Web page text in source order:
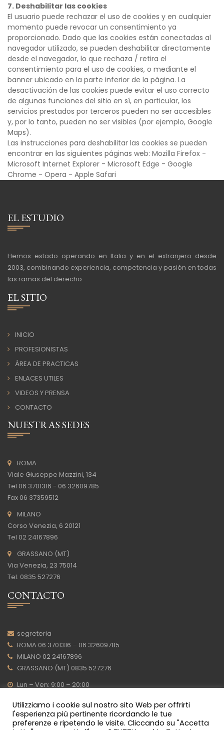
7. Deshabilitar las cookies
El usuario puede rechazar el uso de cookies y en cualquier
momento puede revocar un consentimiento ya
proporcionado. Dado que las cookies están conectadas al
navegador utilizado, se pueden deshabilitar directamente
desde el navegador, lo que rechaza / retira el
consentimiento para el uso de cookies, o mediante el
banner ubicado en la parte inferior de la página. La
desactivación de las cookies puede evitar el uso correcto
de algunas funciones del sitio en sí, en particular, los
servicios prestados por terceros pueden no ser accesibles
y, por lo tanto, pueden no ser visibles (por ejemplo, Google
Maps).
Las instrucciones para deshabilitar las cookies se pueden
encontrar en las siguientes páginas web: Mozilla Firefox -
Microsoft Internet Explorer - Microsoft Edge - Google
Chrome - Opera - Apple Safari
EL ESTUDIO
Hemos estado operando en Italia y en el extranjero desde
2003, combinando experiencia, competencia y pasión en todas
las ramas del derecho.
EL SITIO
INICIO
PROFESIONISTAS
ÁREA DE PRACTICAS
ENLACES UTILES
VIDEOS Y PRENSA
CONTACTO
NUESTRAS SEDES
ROMA
Viale Giuseppe Mazzini, 134
Tel 06 3701316 - 06 32609785
Fax 06 37359512
MILANO
Corso Venezia, 6 20121
Tel 02 24167896
GRASSANO (MT)
Via Venezia, 23 75014
Tel. 0835 527276
CONTACTO
segreteria
ROMA 06 3701316 – 06 32609785
MILANO 02 24167896
GRASSANO (MT) 0835 527276
Lun – Ven: 9:00 – 20:00
POLÍTICA DE PRIVACIDAD
Utilizziamo i cookie sul nostro sito Web per offrirti
l'esperienza più pertinente ricordando le tue
preferenze e ripetendo le visite. Cliccando su "Accetta